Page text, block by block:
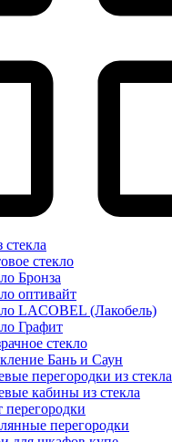
стекла
стекло
Бронза
оптивайт
LACOBEL (Лакобель)
Графит
стекло
Бань и Саун
перегородки из стекла
кабины из стекла
перегородки
перегородки